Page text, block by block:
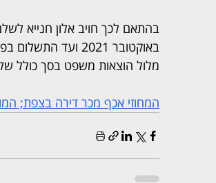
באוקטובר 2021
מלול הוצאות משפט בסך כולל של 25 אלף
המחוזי אכף מכר דירה בצפת; המוכר ישלם 25